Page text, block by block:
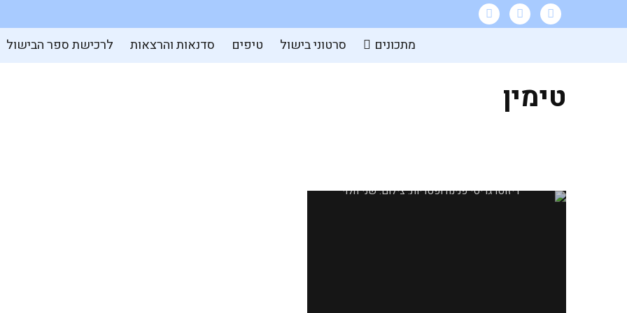
מתכונים סרטוני בישול טיפים סדנאות והרצאות לרכישת ספר הבישול
טימין